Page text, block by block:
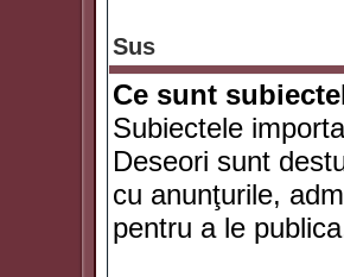
Sus
Ce sunt
Subiectele
Deseori sunt
cu anunţurile,
pentru a le